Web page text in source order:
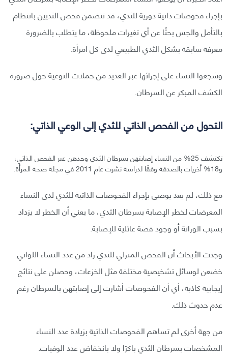
بإجراء فحوصات ذاتية دورية للثدي، قد تتضمن فحص الثديين بانتظام
بالتأمل والجس بحثًا عن أي تغيرات ملحوظة، ما يتطلب بالضرورة
معرفة سابقة بشكل الثدي الطبيعي لدى كل امرأة.
وشجعوا النساء على إجرائها عبر العديد من حملات التوعية حول ضرورة
الكشف المبكر عن السرطان.
التحول من الفحص الذاتي للثدي إلى الوعي الذاتي:
تكتشف 25% من النساء إصابتهن بسرطان الثدي وحدهن عبر الفحص الذاتي،
و18% أخريات بالصدفة وفقًا لدراسة نشرت عام 2011 في مجلة صحة المرأة.
مع ذلك، لم يعد يوصى بإجراء الفحوصات الذاتية للثدي لدى النساء
المعرضات لخطر الإصابة بسرطان الثدي، ما يعني أن الخطر لا يزداد
بسبب الوراثة أو وجود قصة عائلية للإصابة.
وجدت الأبحاث أن الفحص المنزلي للثدي زاد من عدد النساء اللواتي
خضعن لوسائل تشخيصية مختلفة مثل الخزعات، وحصلن على نتائج
إيجابية كاذبة، أي أن الفحوصات أشارت إلى إصابتهن بالسرطان رغم
عدم حدوث ذلك.
من جهة أخرى لم تساهم الفحوصات الذاتية بزيادة عدد النساء
المشخصات بسرطان الثدي باكرًا ولا بانخفاض عدد الوفيات.